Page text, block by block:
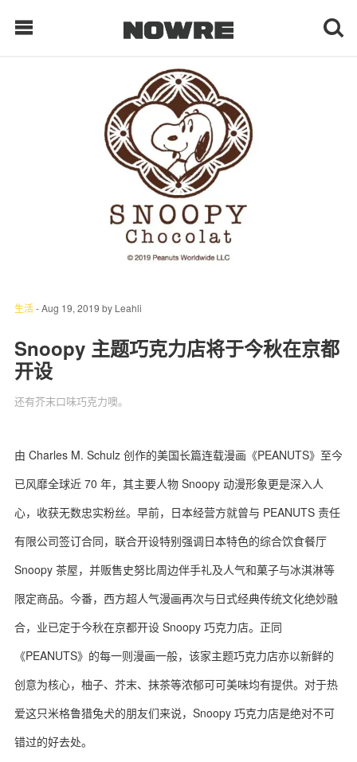
每日鲜榨
现客视点
每日栏目
时 尚
科 技
生活-Aug 19, 2019 by Leahli
Snoopy 主题巧克力店将于今秋在京都
开设
还有芥末口味巧克力噢。
由 Charles M. Schulz 创作的美国长篇连载漫画《PEANUTS》至今
已风靡全球近 70 年，其主要人物 Snoopy 动漫形象更是深入人
心，收获无数忠实粉丝。早前，日本经营方就曾与 PEANUTS 责任
有限公司签订合同，联合开设特别强调日本特色的综合饮食餐厅
Snoopy 茶屋，并贩售史努比周边伴手礼及人气和菓子与冰淇淋等
限定商品。今番，西方超人气漫画再次与日式经典传统文化绝妙融
合，业已定于今秋在京都开设 Snoopy 巧克力店。正同
《PEANUTS》的每一则漫画一般，该家主题巧克力店亦以新鲜的
创意为核心，柚子、芥末、抹茶等浓郁可可美味均有提供。对于热
爱这只米格鲁猎兔犬的朋友们来说，Snoopy 巧克力店是绝对不可
错过的好去处。